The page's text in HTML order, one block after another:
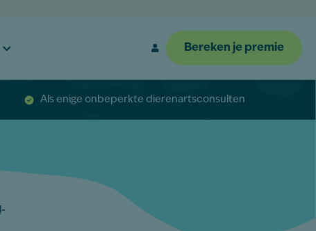
Bereken je premie
Als enige onbeperkte dierenartsconsulten
-